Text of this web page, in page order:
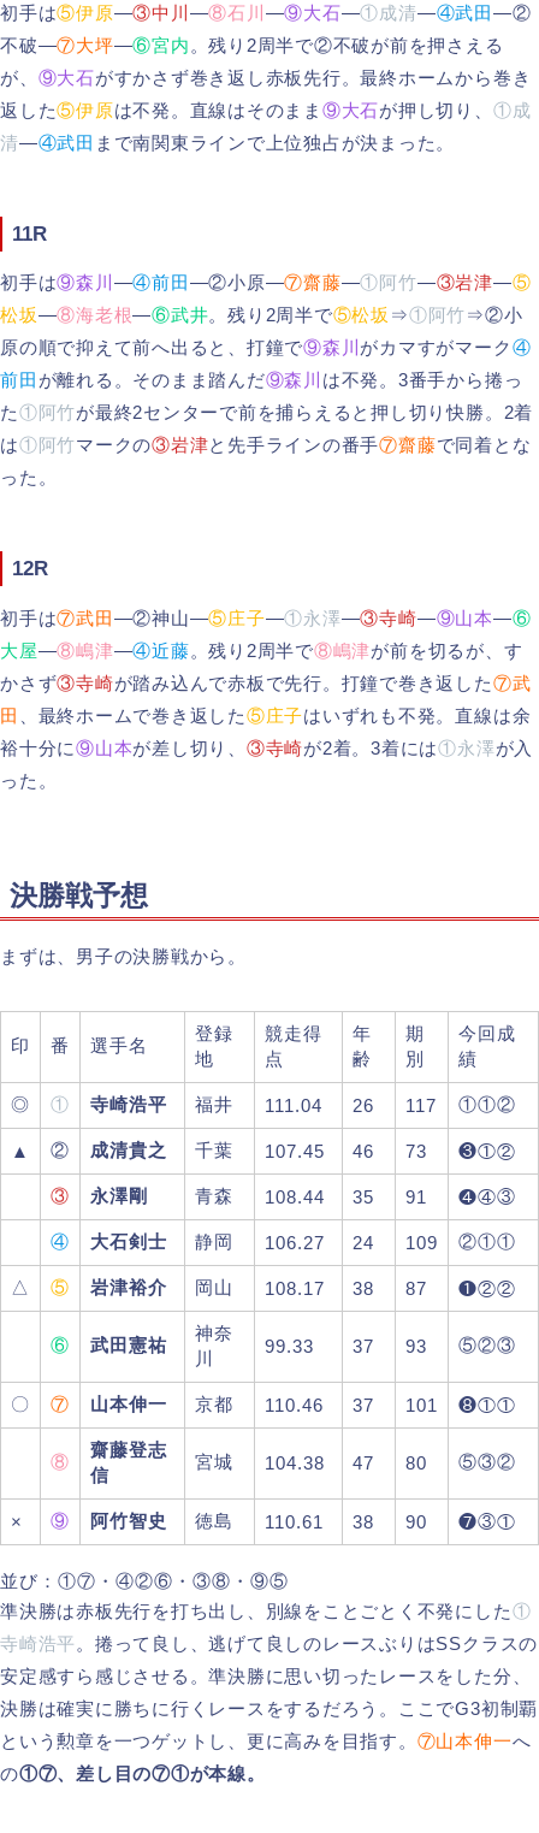
初手は⑤伊原―③中川 ―⑧石川 ―⑨大石―①成清―④武田―②
不破―⑦大坪―⑥宮内 。残り2周半で②不破が前を押さえる
が、 ⑨大石がすかさず巻き返し赤板先行。最終ホームから巻き
返した⑤伊原は不発。直線はそのまま ⑨大石が押し切り、 ①成
清―④武田 まで南関東ラインで上位独占が決まった。
11R
初手は⑨森川 ―④前田―②小原―⑦齋藤―①阿竹―③岩津―⑤
松坂―⑧海老根―⑥武井。残り2周半で⑤松坂 ⇒①阿竹⇒②小
原の順で抑えて前へ出ると、打鐘で⑨森川 がカマすがマーク④
前田 が離れる。そのまま踏んだ⑨森川 は不発。3番手から捲っ
た①阿竹が最終2センターで前を捕らえると押し切り快勝。2着
は①阿竹マークの③岩津と先手ラインの番手⑦齋藤で同着とな
った。
12R
初手は⑦武田―②神山―⑤庄子―①永澤―③寺崎―⑨山本―⑥
大屋―⑧嶋津―④近藤。残り2周半で⑧嶋津が前を切るが、す
かさず③寺崎が踏み込んで赤板で先行。打鐘で巻き返した⑦武
田
、最終ホームで巻き返した⑤庄子はいずれも不発。直線は余
裕十分に⑨山本が差し切り、 ③寺崎が2着。3着には①永澤が入
った。
決勝戦予想
まずは、男子の決勝戦から。
印 番 選手名
登録
地
競走得
点
年
齢
期
別
今回成
績
◎ ① 寺崎浩平 福井 111.04 26 117 ①①②
▲ ② 成清貴之 千葉 107.45 46 73 ❸①②
③ 永澤剛 青森 108.44 35 91 ❹④③
④ 大石剣士 静岡 106.27 24 109 ②①①
△ ⑤ 岩津裕介 岡山 108.17 38 87 ❶②②
⑥ 武田憲祐
神奈
川
99.33 37 93 ⑤②③
〇 ⑦ 山本伸一 京都 110.46 37 101 ❽①①
⑧
齋藤登志
信
宮城 104.38 47 80 ⑤③②
× ⑨ 阿竹智史 徳島 110.61 38 90 ❼③①
並び：①⑦・④②⑥・③⑧・⑨⑤
準決勝は赤板先行を打ち出し、別線をことごとく不発にした①
寺崎浩平 。捲って良し、逃げて良しのレースぶりはSSクラスの
安定感すら感じさせる。準決勝に思い切ったレースをした分、
決勝は確実に勝ちに行くレースをするだろう。ここでG3初制覇
という勲章を一つゲットし、更に高みを目指す。 ⑦山本伸一へ
の①⑦、差し目の⑦①が本線。